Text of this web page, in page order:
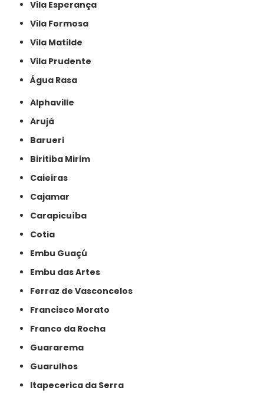
Vila Esperança
Vila Formosa
Vila Matilde
Vila Prudente
Água Rasa
Alphaville
Arujá
Barueri
Biritiba Mirim
Caieiras
Cajamar
Carapicuíba
Cotia
Embu Guaçú
Embu das Artes
Ferraz de Vasconcelos
Francisco Morato
Franco da Rocha
Guararema
Guarulhos
Itapecerica da Serra